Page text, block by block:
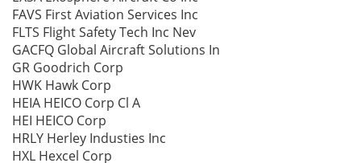
FAVS First Aviation Services Inc
FLTS Flight Safety Tech Inc Nev
GACFQ Global Aircraft Solutions In
GR Goodrich Corp
HWK Hawk Corp
HEIA HEICO Corp Cl A
HEI HEICO Corp
HRLY Herley Industies Inc
HXL Hexcel Corp